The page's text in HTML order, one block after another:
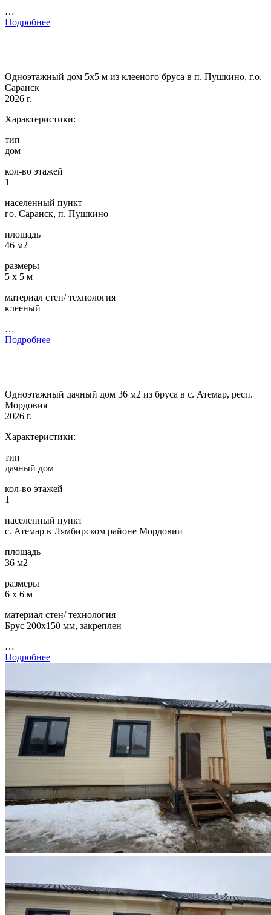
…
Подробнее
Одноэтажный дом 5х5 м из клееного бруса в п. Пушкино, г.о.
Саранск
2026 г.
Характеристики:
тип
дом
кол-во этажей
1
населенный пункт
го. Саранск, п. Пушкино
площадь
46 м2
размеры
5 х 5 м
материал стен/ технология
клееный
…
Подробнее
Одноэтажный дачный дом 36 м2 из бруса в с. Атемар, респ.
Мордовия
2026 г.
Характеристики:
тип
дачный дом
кол-во этажей
1
населенный пункт
с. Атемар в Лямбирском районе Мордовии
площадь
36 м2
размеры
6 х 6 м
материал стен/ технология
Брус 200х150 мм, закреплен
…
Подробнее